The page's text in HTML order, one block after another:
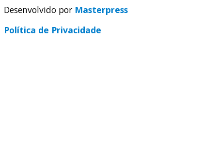
Desenvolvido por Masterpress
Política de Privacidade